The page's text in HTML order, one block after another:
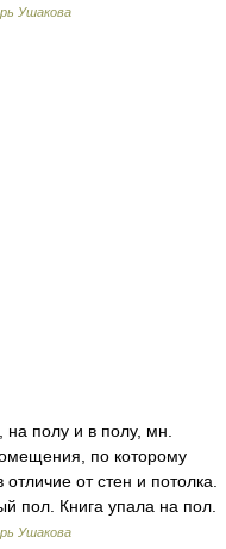
Ушакова
полу и в полу, мн.
по которому
от стен и потолка.
пол. Книга упала на пол.
Ушакова